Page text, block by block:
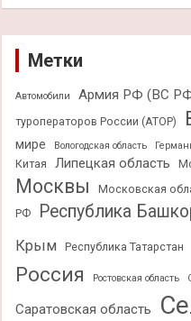
Метки
Автомобили Армия РФ (ВС
туроператоров России (АТОР)
мире
Вологодская область
Китая Липецкая область
Москвы Московская
РФ Республика
Крым
Республика Татарстан
Россия Ростовская область
Саратовская область